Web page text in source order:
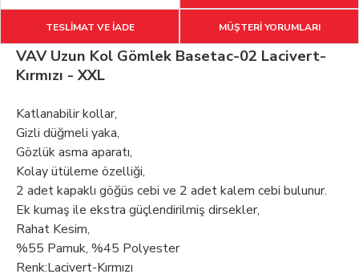
TESLİMAT VE İADE MÜŞTERİ YORUMLARI
VAV Uzun Kol Gömlek Basetac-02 Lacivert-
Kırmızı - XXL
Katlanabilir kollar,
Gizli düğmeli yaka,
Gözlük asma aparatı,
Kolay ütüleme özelliği,
2 adet kapaklı göğüs cebi ve 2 adet kalem cebi bulunur.
Ek kumaş ile ekstra güçlendirilmiş dirsekler,
Rahat Kesim,
%55 Pamuk, %45 Polyester
Renk:Lacivert-Kırmızı